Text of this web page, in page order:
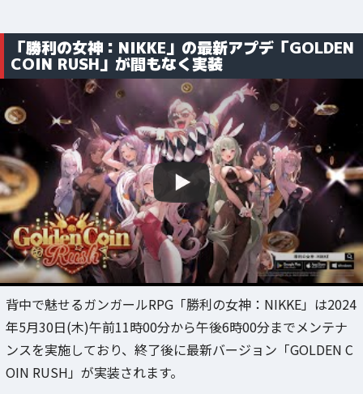
「勝利の女神：NIKKE」の最新アプデ「GOLDEN
COIN RUSH」が間もなく実装
背中で魅せるガンガールRPG「勝利の女神：NIKKE」は2024
年5月30日(木)午前11時00分から午後6時00分までメンテナ
ンスを実施しており、終了後に最新バージョン「GOLDEN C
OIN RUSH」が実装されます。